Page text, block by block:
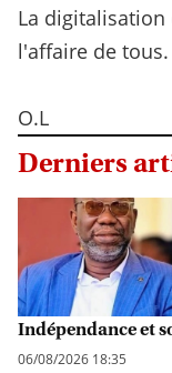
La
l'affaire de tous.
O.L
Derniers
Indépendance et
06/08/2026 18:35